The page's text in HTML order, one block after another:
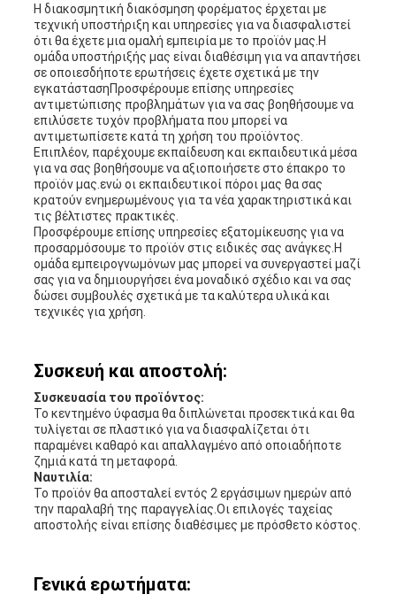
Η διακοσμητική διακόσμηση φορέματος έρχεται με
τεχνική υποστήριξη και υπηρεσίες για να διασφαλιστεί
ότι θα έχετε μια ομαλή εμπειρία με το προϊόν μας.Η
ομάδα υποστήριξής μας είναι διαθέσιμη για να απαντήσει
σε οποιεσδήποτε ερωτήσεις έχετε σχετικά με την
εγκατάστασηΠροσφέρουμε επίσης υπηρεσίες
αντιμετώπισης προβλημάτων για να σας βοηθήσουμε να
επιλύσετε τυχόν προβλήματα που μπορεί να
αντιμετωπίσετε κατά τη χρήση του προϊόντος.
Επιπλέον, παρέχουμε εκπαίδευση και εκπαιδευτικά μέσα
για να σας βοηθήσουμε να αξιοποιήσετε στο έπακρο το
προϊόν μας.ενώ οι εκπαιδευτικοί πόροι μας θα σας
κρατούν ενημερωμένους για τα νέα χαρακτηριστικά και
τις βέλτιστες πρακτικές.
Προσφέρουμε επίσης υπηρεσίες εξατομίκευσης για να
προσαρμόσουμε το προϊόν στις ειδικές σας ανάγκες.Η
ομάδα εμπειρογνωμόνων μας μπορεί να συνεργαστεί μαζί
σας για να δημιουργήσει ένα μοναδικό σχέδιο και να σας
δώσει συμβουλές σχετικά με τα καλύτερα υλικά και
τεχνικές για χρήση.
Συσκευή και αποστολή:
Συσκευασία του προϊόντος:
Το κεντημένο ύφασμα θα διπλώνεται προσεκτικά και θα
τυλίγεται σε πλαστικό για να διασφαλίζεται ότι
παραμένει καθαρό και απαλλαγμένο από οποιαδήποτε
ζημιά κατά τη μεταφορά.
Ναυτιλία:
Το προϊόν θα αποσταλεί εντός 2 εργάσιμων ημερών από
την παραλαβή της παραγγελίας.Οι επιλογές ταχείας
αποστολής είναι επίσης διαθέσιμες με πρόσθετο κόστος.
Γενικά ερωτήματα: